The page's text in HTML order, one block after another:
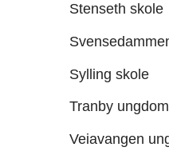
Stenseth skole
Sylling skole
Tranby
Veiavangen